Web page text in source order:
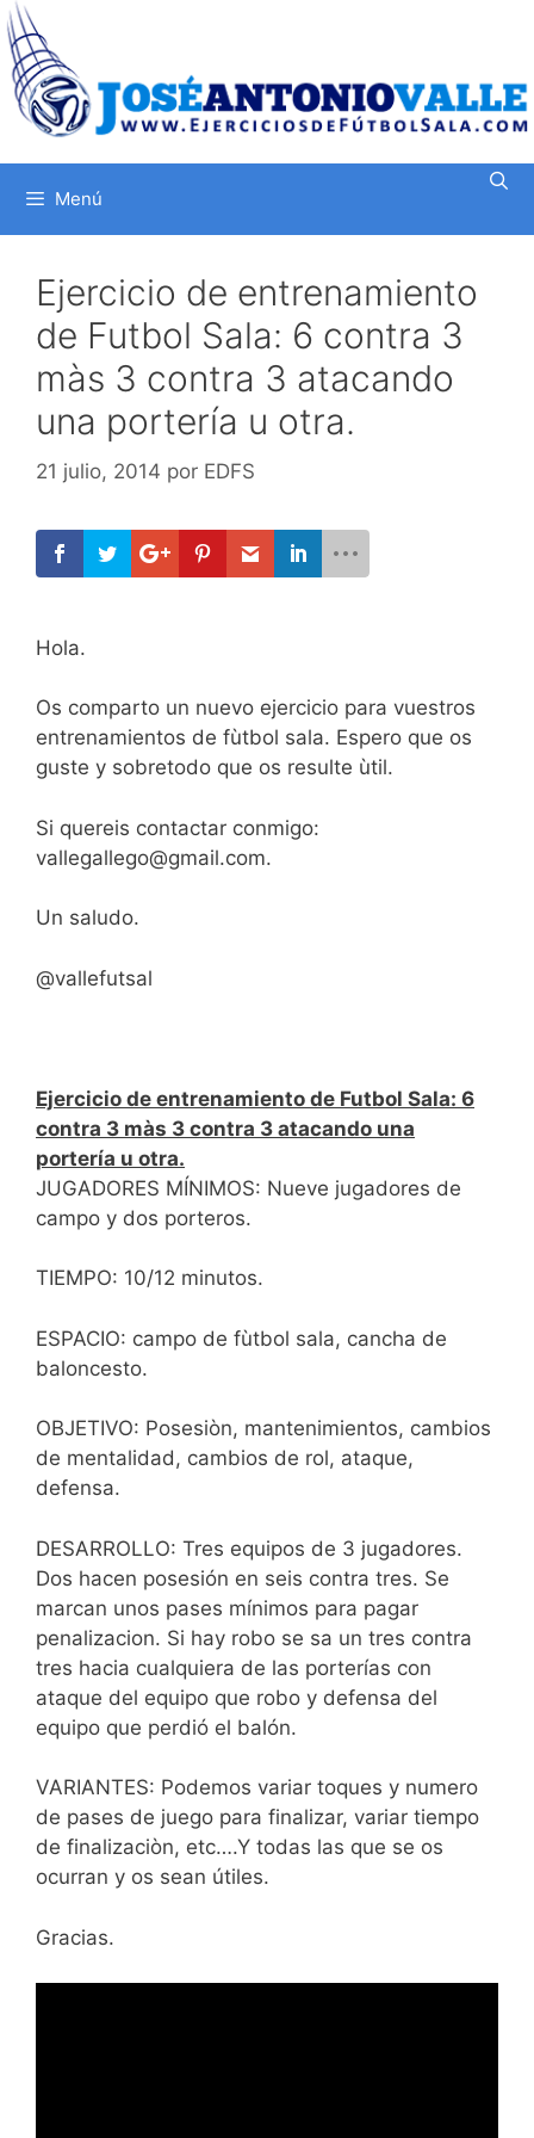
Saltar
al
contenido
Menú
Ejercicio de entrenamiento
de Futbol Sala: 6 contra 3
màs 3 contra 3 atacando
una portería u otra.
21 julio, 2014 por EDFS
Hola.
Os comparto un nuevo ejercicio para vuestros
entrenamientos de fùtbol sala. Espero que os
guste y sobretodo que os resulte ùtil.
Si quereis contactar conmigo:
vallegallego@gmail.com.
Un saludo.
@vallefutsal
Ejercicio de entrenamiento de Futbol Sala: 6
contra 3 màs 3 contra 3 atacando una
portería u otra.
JUGADORES MÍNIMOS: Nueve jugadores de
campo y dos porteros.
TIEMPO: 10/12 minutos.
ESPACIO: campo de fùtbol sala, cancha de
baloncesto.
OBJETIVO: Posesiòn, mantenimientos, cambios
de mentalidad, cambios de rol, ataque,
defensa.
DESARROLLO: Tres equipos de 3 jugadores.
Dos hacen posesión en seis contra tres. Se
marcan unos pases mínimos para pagar
penalizacion. Si hay robo se sa un tres contra
tres hacia cualquiera de las porterías con
ataque del equipo que robo y defensa del
equipo que perdió el balón.
VARIANTES: Podemos variar toques y numero
de pases de juego para finalizar, variar tiempo
de finalizaciòn, etc….Y todas las que se os
ocurran y os sean útiles.
Gracias.